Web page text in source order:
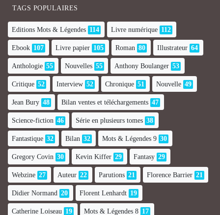
TAGS POPULAIRES
Editions Mots & Légendes 114 Livre numérique 112
Ebook 107 Livre papier 105 Roman 80 Illustrateur 64
Anthologie 55 Nouvelles 55 Anthony Boulanger 53
Critique 52 Interview 52 Chronique 51 Nouvelle 49
Jean Bury 48 Bilan ventes et téléchargements 47
Science-fiction 46 Série en plusieurs tomes 38
Fantastique 32 Bilan 32 Mots & Légendes 9 30
Gregory Covin 30 Kevin Kiffer 29 Fantasy 29
Webzine 27 Auteur 22 Parutions 21 Florence Barrier 21
Didier Normand 20 Florent Lenhardt 19
Catherine Loiseau 19 Mots & Légendes 8 17